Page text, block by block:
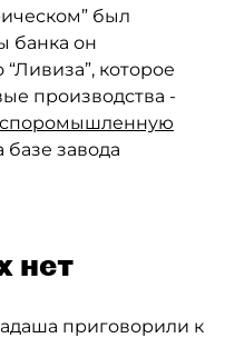
был
банка он
которое
производства -
базе завода
нет
приговорили к